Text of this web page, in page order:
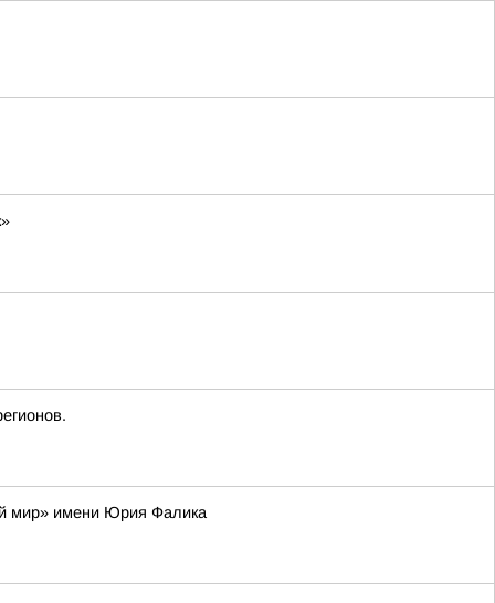
мир» имени Юрия Фалика